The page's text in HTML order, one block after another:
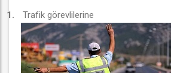
1. Trafik görevlilerine